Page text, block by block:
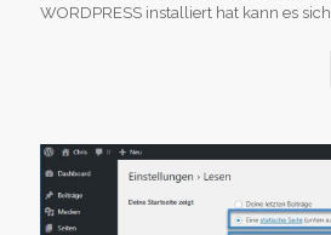
WORDPRESS installiert hat kann es sich